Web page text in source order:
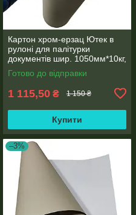
Картон хром-ерзац Ютек в
рулоні для палітурки
документів шир. 1050мм*10кг,
щільність. 420г/м2, товщина
0,6 мм
Готово до відправки
1 115,50 ₴ 1 150 ₴
Купити
–3%